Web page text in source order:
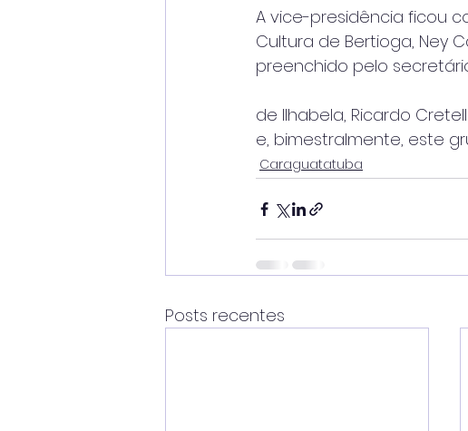
A vice-presidência ficou
Cultura de Bertioga, Ney
preenchido pelo
de Ilhabela, Ricardo
e, bimestralmente, este
Caraguatatuba
Posts recentes